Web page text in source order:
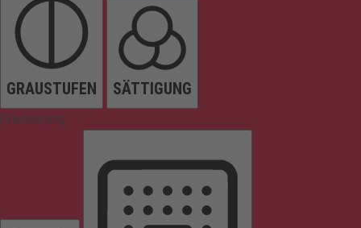
GRAUSTUFEN SÄTTIGUNG
Orientierung